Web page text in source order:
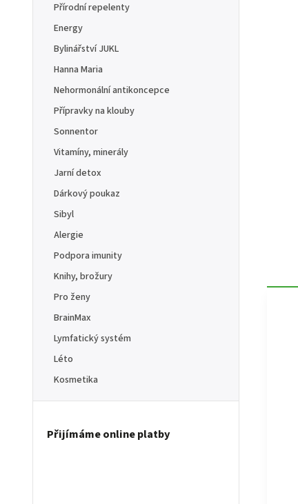
Přírodní repelenty
Energy
Bylinářství JUKL
Hanna Maria
Nehormonální antikoncepce
Přípravky na klouby
Sonnentor
Vitamíny, minerály
Jarní detox
Dárkový poukaz
Sibyl
Alergie
Podpora imunity
Knihy, brožury
Pro ženy
BrainMax
Lymfatický systém
Léto
Kosmetika
Přijímáme online platby